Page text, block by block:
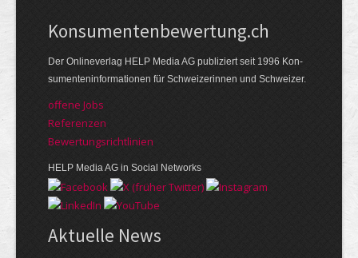
Kon­su­menten­be­wer­tung.ch
Der Online­verlag HELP Media AG publi­ziert seit 1996 Kon­
su­menten­infor­mationen für Schwei­zerinnen und Schweizer.
offene Jobs
Referenzen
Bewer­tungs­richt­linien
HELP Media AG in Social Networks
Aktuelle News